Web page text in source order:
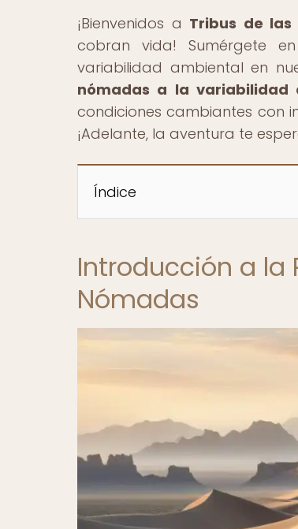
¡Bienvenidos a Tribus de las
cobran vida! Sumérgete
variabilidad ambiental en
nómadas a la variabilidad
condiciones cambiantes con
¡Adelante, la aventura te
Índice
Introducción a la
Nómadas